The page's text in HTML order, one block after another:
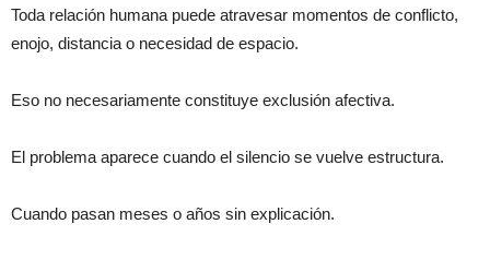
Toda relación humana puede atravesar momentos de conflicto,
enojo, distancia o necesidad de espacio.
Eso no necesariamente constituye exclusión afectiva.
El problema aparece cuando el silencio se vuelve estructura.
Cuando pasan meses o años sin explicación.